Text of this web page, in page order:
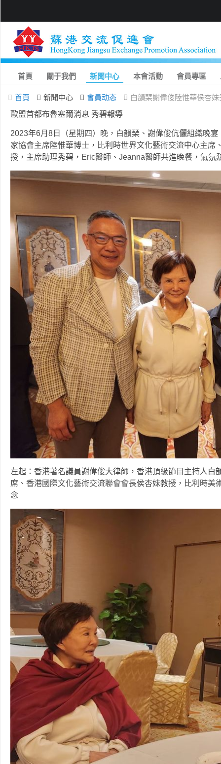
首頁 關于我們 新聞中心 本會活動 會員專區
首頁 新聞中心 會員动态
白韻琹謝偉俊陸惟華侯杏
歐盟首都布魯塞爾消息 秀碧報導
2023年6月8日（星期四）晚，白韻琹、謝偉俊伉儷組織晚
家協會主席陸惟華博士，比利時世界文化藝術交流中心主席
授，主席助理秀碧，Eric醫師、Jeanna醫師共進晚餐，氣氛
左起：香港著名議員謝偉俊大律師，香港頂級節目主持人白
席、香港國際文化藝術交流聯會會長侯杏妹教授，比利時美
念